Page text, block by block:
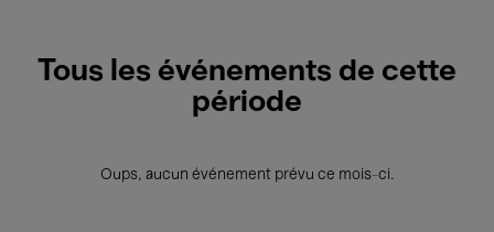
Tous les événements de cette
période
Oups, aucun événement prévu ce mois-ci.